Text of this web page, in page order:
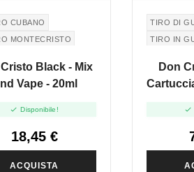
CUBANO
MONTECRISTO
Black - Mix
Vape - 20ml
 Disponibile!
18,45 €
ACQUISTA
TIRO DI
TIRO IN
Don
